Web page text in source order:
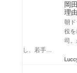
岡
理
朝
役
司
し、若手…